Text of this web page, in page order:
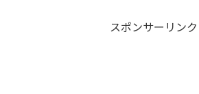
で約45分、さらにフェリーで10
で約45分
分ほどのホ
スポンサーリンク